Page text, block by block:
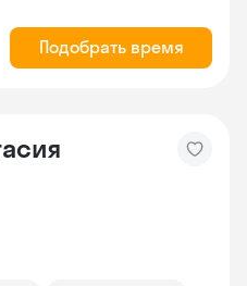
Подобрать время